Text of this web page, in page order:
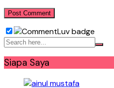
Siapa Saya